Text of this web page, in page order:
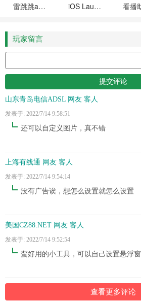
雷跳跳app下载安装 iOS Launcher官方正版下载
玩家留言
山东青岛电信ADSL 网友 客人
发表于: 2022/7/14 9:58:51
还可以自定义图片，真不错
上海有线通 网友 客人
发表于: 2022/7/14 9:54:14
没有广告诶，想怎么设置就怎么设置
美国CZ88.NET 网友 客人
发表于: 2022/7/14 9:52:54
蛮好用的小工具，可以自己设置悬浮窗
查看更多评论